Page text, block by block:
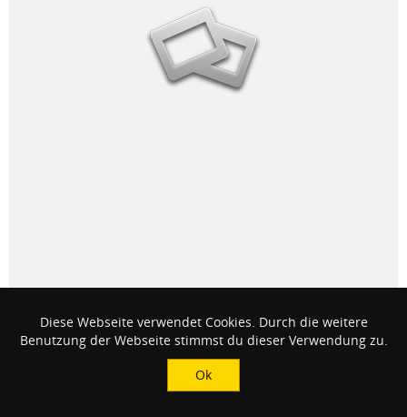
Diese Webseite verwendet Cookies. Durch die weitere
Benutzung der Webseite stimmst du dieser Verwendung zu.
Ok